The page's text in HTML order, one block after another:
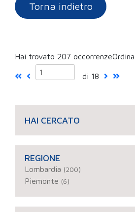
Torna indietro
Hai trovato 207 occorrenze
di 18
HAI CERCATO
REGIONE
Lombardia (200)
Piemonte (6)